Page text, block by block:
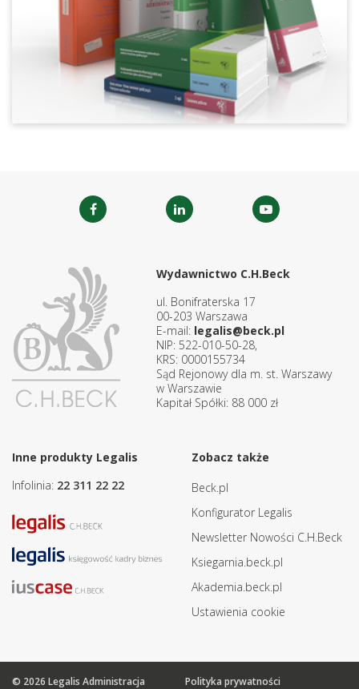
Wydawnictwo C.H.Beck
ul. Bonifraterska 17
00-203 Warszawa
E-mail: legalis@beck.pl
NIP: 522-010-50-28,
KRS: 0000155734
Sąd Rejonowy dla m. st. Warszawy
w Warszawie
Kapitał Spółki: 88 000 zł
Inne produkty Legalis
Infolinia: 22 311 22 22
Zobacz także
Beck.pl
Konfigurator Legalis
Newsletter Nowości C.H.Beck
Ksiegarnia.beck.pl
Akademia.beck.pl
Ustawienia cookie
© 2026 Legalis Administracja Polityka prywatności